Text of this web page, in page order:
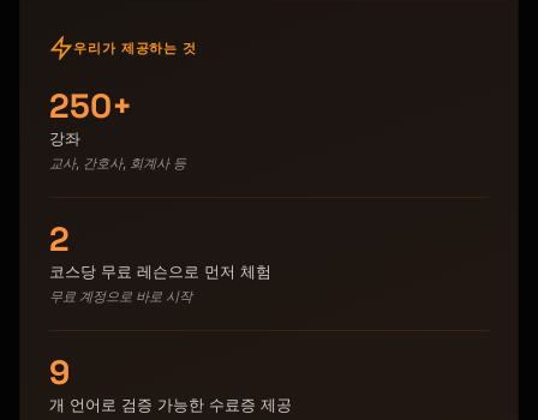
우리가 제공하는 것
250+
강좌
교사, 간호사, 회계사 등
2
코스당 무료 레슨으로 먼저 체험
무료 계정으로 바로 시작
9
개 언어로 검증 가능한 수료증 제공